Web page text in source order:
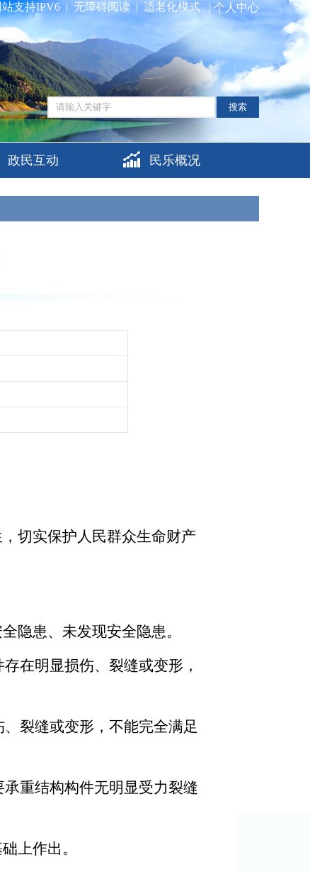
站支持IPV6 | 无障碍阅读 | 适老化模式 | 个人中心
搜索
政民互动 民乐概况
切实保护人民群众生命财产
隐患、未发现安全隐患。
在明显损伤、裂缝或变形，
裂缝或变形，不能完全满足
重结构构件无明显受力裂缝
上作出。